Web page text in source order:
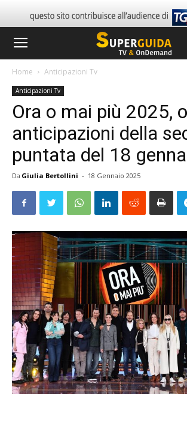
Home Anticipazioni Tv
Anticipazioni Tv
Ora o mai più 2025,
anticipazioni della
puntata del 18
Da Giulia Bertollini - 18 Gennaio 2025